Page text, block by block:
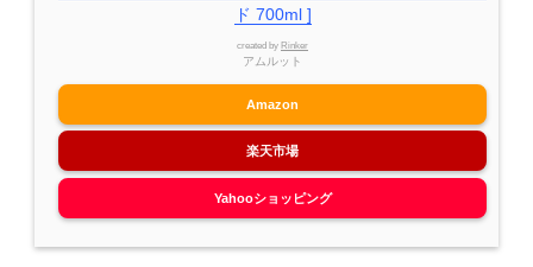
ド 700ml ]
created by Rinker
アムルット
Amazon
楽天市場
Yahooショッピング